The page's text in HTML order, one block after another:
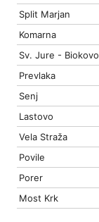
Split Marjan
Komarna
Sv. Jure - Biokovo
Prevlaka
Senj
Lastovo
Vela Straža
Povile
Porer
Most Krk